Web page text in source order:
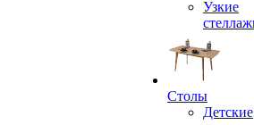
Узкие
Столы
Детские